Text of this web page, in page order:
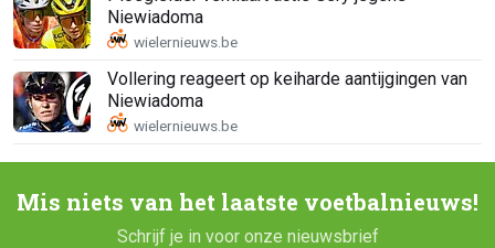
Niewiadoma
Vollering reageert op keiharde aantijgingen van
Niewiadoma
Mis niets van het laatste voetbalnieuws!
Schrijf je in voor onze nieuwsbrief